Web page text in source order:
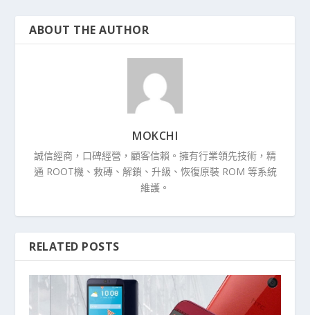
ABOUT THE AUTHOR
MOKCHI
誠信經商，口碑經營，顧客信賴。擁有行業領先技術，精
通 ROOT機、救磚、解鎖、升級、恢復原裝 ROM 等系統
維護。
RELATED POSTS